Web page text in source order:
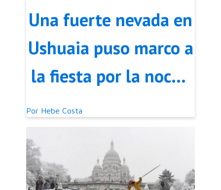
Una fuerte nevada en
Ushuaia puso marco a
la fiesta por la noche
más larga
Por Hebe Costa